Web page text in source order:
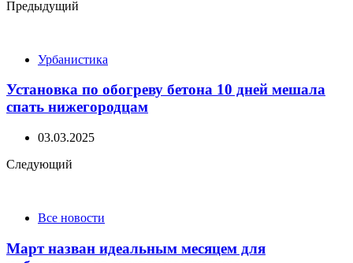
Post
Предыдущий
Урбанистика
Установка по обогреву бетона 10 дней мешала
спать нижегородцам
03.03.2025
Следующий
Все новости
Март назван идеальным месяцем для